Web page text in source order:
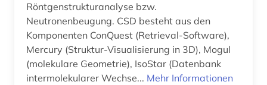
außenhandel mit industriegütern (3)
außenhandelsfinanzierung (1)
Röntgenstrukturanalyse bzw.
Neutronenbeugung. CSD besteht aus den
Komponenten ConQuest (Retrieval-Software),
Mercury (Struktur-Visualisierung in 3D), Mogul
(molekulare Geometrie), IsoStar (Datenbank
intermolekularer Wechse... Mehr Informationen